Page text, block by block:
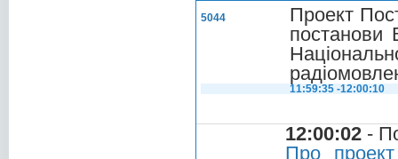
5044
Проект
постанови
11:59:35 -12:00:10
12:00:02 -
Про